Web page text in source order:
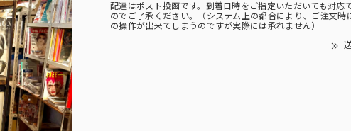
配達はポスト投函です。到着日時をご指定いただいても対応
のでご了承ください。（システム上の都合により、ご注文時
の操作が出来てしまうのですが実際には承れません）